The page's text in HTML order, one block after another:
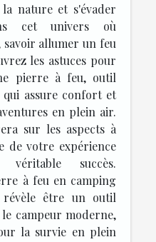
nature et s'évader
cet univers où
allumer un feu
les astuces pour
pierre à feu, outil
qui assure confort et
en plein air.
sur les aspects à
de votre expérience
succès.
à feu en camping
être un outil
campeur moderne,
la survie en plein